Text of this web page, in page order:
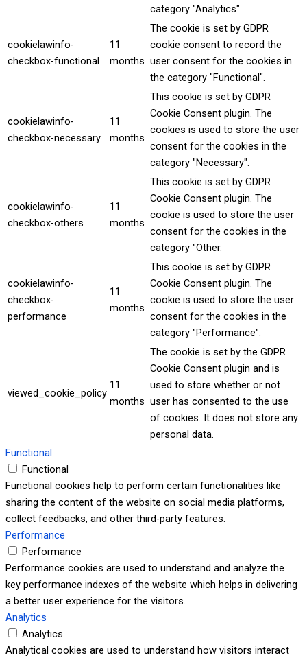
category "Analytics".
cookielawinfo-
checkbox-functional
11
months
The cookie is set by GDPR
cookie consent to record the
user consent for the cookies in
the category "Functional".
cookielawinfo-
checkbox-necessary
11
months
This cookie is set by GDPR
Cookie Consent plugin. The
cookies is used to store the user
consent for the cookies in the
category "Necessary".
cookielawinfo-
checkbox-others
11
months
This cookie is set by GDPR
Cookie Consent plugin. The
cookie is used to store the user
consent for the cookies in the
category "Other.
cookielawinfo-
checkbox-
performance
11
months
This cookie is set by GDPR
Cookie Consent plugin. The
cookie is used to store the user
consent for the cookies in the
category "Performance".
viewed_cookie_policy
11
months
The cookie is set by the GDPR
Cookie Consent plugin and is
used to store whether or not
user has consented to the use
of cookies. It does not store any
personal data.
Functional
Functional
Functional cookies help to perform certain functionalities like
sharing the content of the website on social media platforms,
collect feedbacks, and other third-party features.
Performance
Performance
Performance cookies are used to understand and analyze the
key performance indexes of the website which helps in delivering
a better user experience for the visitors.
Analytics
Analytics
Analytical cookies are used to understand how visitors interact